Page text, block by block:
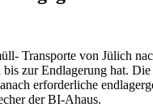
Transporte von Jülich
zur Endlagerung hat.
erforderliche
der BI-Ahaus.